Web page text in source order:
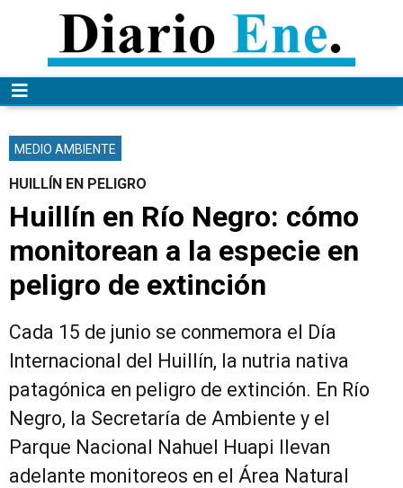
MEDIO AMBIENTE
HUILLÍN EN PELIGRO
Huillín en Río Negro: cómo
monitorean a la especie en
peligro de extinción
Cada 15 de junio se conmemora el Día
Internacional del Huillín, la nutria nativa
patagónica en peligro de extinción. En Río
Negro, la Secretaría de Ambiente y el
Parque Nacional Nahuel Huapi llevan
adelante monitoreos en el Área Natural